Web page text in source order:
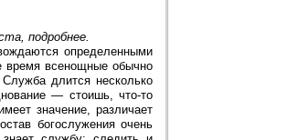
подробнее.
определенными
время всенощные обычно
длится несколько
— стоишь, что-то
значение, различает
богослужения очень